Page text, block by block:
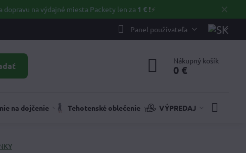
✕
dopravu na výdajné miesta Packety len za 1 €❗⚡️
Panel používateľa
Nákupný košík
0 €
na dojčenie Tehotenské oblečenie VÝPREDAJ